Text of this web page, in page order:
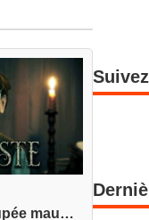
Baptiste : une poupée maudite s'apprête à hanter...